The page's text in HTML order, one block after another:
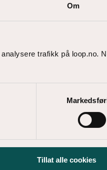
Om
trafikk på loop.no.
Tillat alle cookies
utformet
er tilrettelagt
og tekst som er
er oversatt til 11